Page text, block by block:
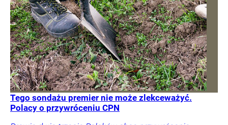
Tego sondażu premier nie może zlekceważyć.
Polacy o przywróceniu CPN